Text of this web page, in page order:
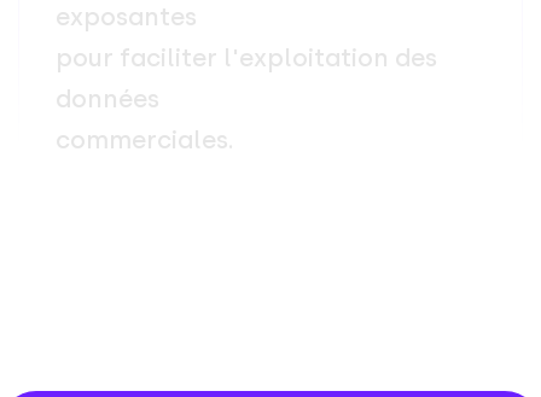
exposantes
pour faciliter l'exploitation des
données
commerciales.